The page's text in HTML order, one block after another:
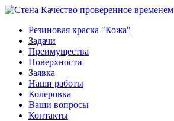
Качество проверенное временем
Резиновая краска "Кожа"
Задачи
Преимущества
Поверхности
Заявка
Наши работы
Колеровка
Ваши вопросы
Контакты